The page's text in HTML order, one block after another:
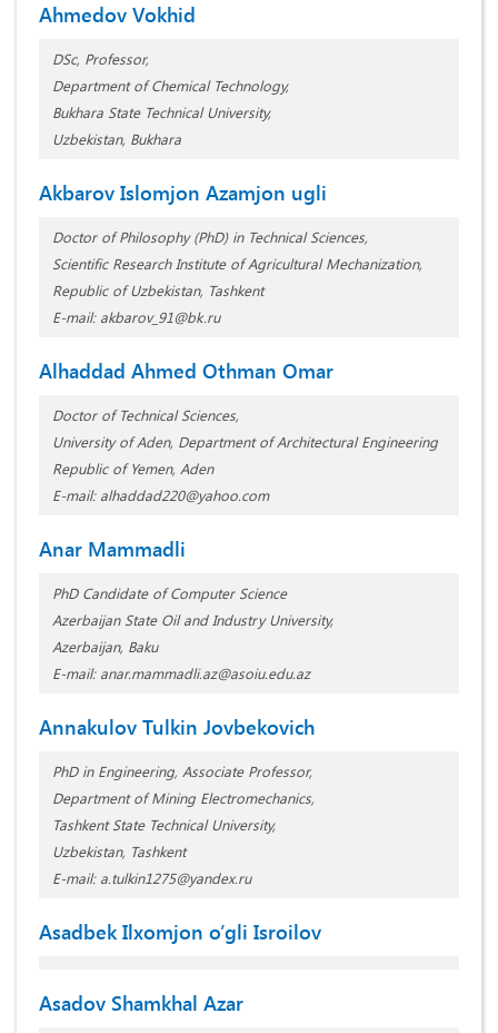
Ahmedov Vokhid
DSc, Professor,
Department of Chemical Technology,
Bukhara State Technical University,
Uzbekistan, Bukhara
Akbarov Islomjon Azamjon ugli
Doctor of Philosophy (PhD) in Technical Sciences,
Scientific Research Institute of Agricultural Mechanization,
Republic of Uzbekistan, Tashkent
E-mail: akbarov_91@bk.ru
Alhaddad Ahmed Othman Omar
Doctor of Technical Sciences,
University of Aden, Department of Architectural Engineering
Republic of Yemen, Aden
E-mail: alhaddad220@yahoo.com
Anar Mammadli
PhD Candidate of Computer Science
Azerbaijan State Oil and Industry University,
Azerbaijan, Baku
E-mail: anar.mammadli.az@asoiu.edu.az
Annakulov Tulkin Jovbekovich
PhD in Engineering, Associate Professor,
Department of Mining Electromechanics,
Tashkent State Technical University,
Uzbekistan, Tashkent
E-mail: a.tulkin1275@yandex.ru
Asadbek Ilxomjon o’gli Isroilov
Asadov Shamkhal Azar